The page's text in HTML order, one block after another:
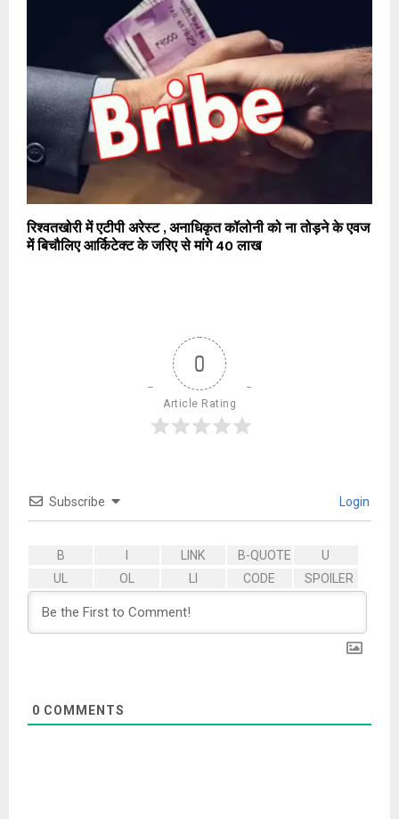
रिश्वतखोरी में एटीपी अरेस्ट , अनाधिकृत कॉलोनी को ना तोड़ने के एवज
में बिचौलिए आर्किटेक्ट के जरिए से मांगे 40 लाख
0
Article Rating
Subscribe Login
0 COMMENTS